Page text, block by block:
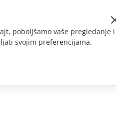
poboljšamo vaše pregledanje i
svojim preferencijama.